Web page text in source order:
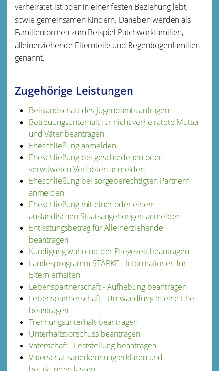
verheiratet ist oder in einer festen Beziehung lebt,
sowie gemeinsamen Kindern. Daneben werden als
Familienformen zum Beispiel Patchworkfamilien,
alleinerziehende Elternteile und Regenbogenfamilien
genannt.
Zugehörige Leistungen
Beistandschaft des Jugendamts anfragen
Betreuungsunterhalt für nicht verheiratete Mütter
und Väter beantragen
Eheschließung anmelden
Eheschließung bei geschiedenen oder
verwitweten Verlobten anmelden
Eheschließung bei sorgeberechtigten Partnern
anmelden
Eheschließung mit einer oder einem
ausländischen Staatsangehörigen anmelden
Entlastungsbetrag für Alleinerziehende
beantragen
Kündigung während der Pflegezeit beantragen
Landesprogramm STÄRKE - Informationen für
Eltern erhalten
Lebenspartnerschaft - Aufhebung beantragen
Lebenspartnerschaft - Umwandlung in eine Ehe
beantragen
Trennungsunterhalt beantragen
Unterhaltsvorschuss beantragen
Vaterschaft - Feststellung beantragen
Vaterschaftsanerkennung erklären und
beurkunden lassen